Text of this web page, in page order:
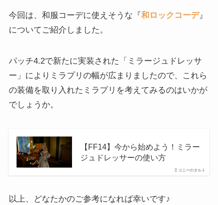
今回は、和服コーデに使えそうな『和ロックコーデ』
についてご紹介しました。
パッチ4.2で新たに実装された「ミラージュドレッサ
ー」によりミラプリの幅が広まりましたので、これら
の装備を取り入れたミラプリを考えてみるのはいかが
でしょうか。
コニーのタルト
【FF14】今から始めよう！ミラー
ジュドレッサーの使い方
以上、どなたかのご参考になれば幸いです♪